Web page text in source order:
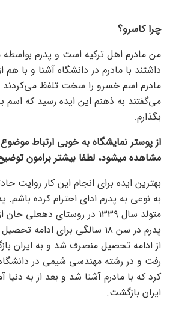
چرا کاسرو؟
من مادرم اهل ترکیه است و پدرم بواسطه
داشتند با مادرم در دانشگاه آشنا و با
مادرم اسم خسرو را سخت تلفظ
می‌گفتند به ذهنم این ایده رسید که اسم
بگذارم.
از پوستر نمایشگاه به خوبی ارتباط
مشاهده میشود، لطفا بیشتر برامون
بهترین ایده برای انجام این کار روایت
به نوعی به پدرم ادای احترام کرده
متولد سال ۱۳۳۹ در روستای
پدرم در سن ۱۸ سالگی برای ادامه
از ادامه تحصیل منصرف شد و به ایران
رفت و در رشته مهندسی شیمی در دانشگاه
کرد که با مادرم آشنا شد و بعد از به
ایران بازگشت.